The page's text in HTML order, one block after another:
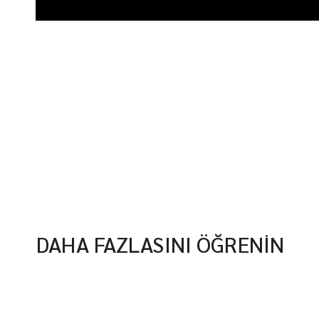
DAHA FAZLASINI ÖĞRENİN